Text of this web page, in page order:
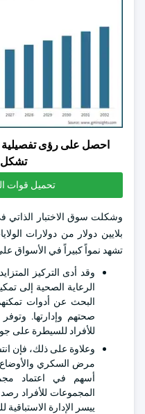
احصل على رؤى تفصيلية
تشكل
تحميل قوات
تشهد نمواً كبيراً في الأسواق
وقد أدى التركيز
الرعاية الصحية إلى
البحث عن أدوات
صحتهم وإدارتها.
للأفراد للسيطرة على
وعلاوة على ذلك، فإن
مرض السكري والأوضاع
أسهم في اعتماد
المجموعات للأفراد
ييسر الإدارة